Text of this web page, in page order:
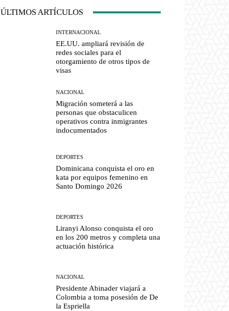
ÚLTIMOS ARTÍCULOS
INTERNACIONAL
EE.UU. ampliará revisión de
redes sociales para el
otorgamiento de otros tipos de
visas
NACIONAL
Migración someterá a las
personas que obstaculicen
operativos contra inmigrantes
indocumentados
DEPORTES
Dominicana conquista el oro en
kata por equipos femenino en
Santo Domingo 2026
DEPORTES
Liranyi Alonso conquista el oro
en los 200 metros y completa una
actuación histórica
NACIONAL
Presidente Abinader viajará a
Colombia a toma posesión de De
la Espriella